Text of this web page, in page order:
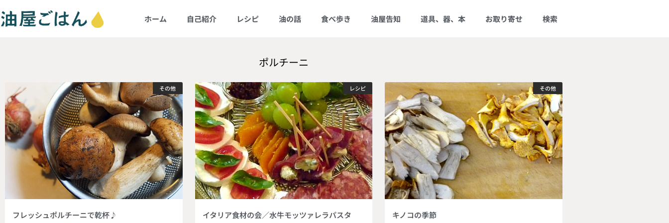
ホーム 自己紹介 レシピ 油の話 食べ歩き 油屋告知 道具、器、本 お取り寄せ 検索
ポルチーニ
その他
フレッシュポルチーニで乾杯♪
レシピ
イタリア食材の会／水牛モッツァレラパスタ
その他
キノコの季節